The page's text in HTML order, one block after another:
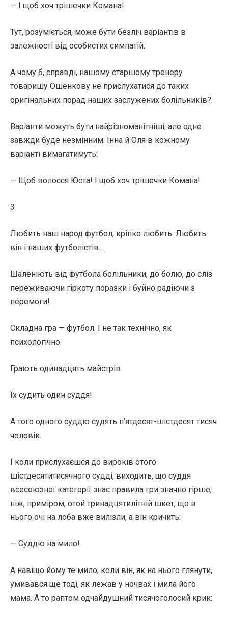
— І щоб хоч трішечки Комана!
Тут, розуміється, може бути безліч варіантів в
залежності від особистих симпатій.
А чому б, справді, нашому старшому тренеру
товаришу Ошенкову не прислухатися до таких
оригінальних порад наших заслужених болільників?
Варіанти можуть бути найрізноманітніші, але одне
завжди буде незмінним: Інна й Оля в кожному
варіанті вимагатимуть:
— Щоб волосся Юста! І щоб хоч трішечки Комана!
3
Любить наш народ футбол, кріпко любить. Любить
він і наших футболістів…
Шаленіють від футбола болільники, до болю, до сліз
переживаючи гіркоту поразки і буйно радіючи з
перемоги!
Складна гра — футбол. І не так технічно, як
психологічно.
Грають одинадцять майстрів.
Їх судить один суддя!
А того одного суддю судять п’ятдесят-шістдесят тисяч
чоловік.
І коли прислухаєшся до вироків отого
шістдесятитисячного судді, виходить, що суддя
всесоюзної категорії знає правила гри значно гірше,
ніж, приміром, отой тринадцятилітній шкет, що в
нього очі на лоба вже вилізли, а він кричить:
— Суддю на мило!
А навіщо йому те мило, коли він, як на нього глянути,
умивався ще тоді, як лежав у ночвах і мила його
мама. А то раптом одчайдушний тисячоголосий крик: